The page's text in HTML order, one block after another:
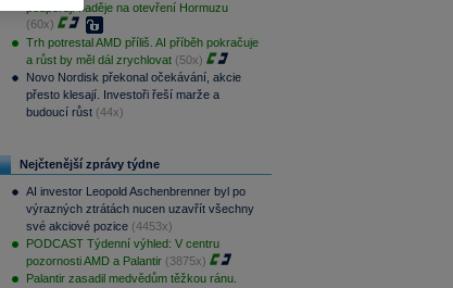
podporují naděje na otevření Hormuzu
(60x)
Trh potrestal AMD příliš. AI příběh pokračuje
a růst by měl dál zrychlovat (50x)
Novo Nordisk překonal očekávání, akcie
přesto klesají. Investoři řeší marže a
budoucí růst (44x)
Nejčtenější zprávy týdne
AI investor Leopold Aschenbrenner byl po
výrazných ztrátách nucen uzavřít všechny
své akciové pozice (4453x)
PODCAST Týdenní výhled: V centru
pozornosti AMD a Palantir (3875x)
Palantir zasadil medvědům těžkou ránu.